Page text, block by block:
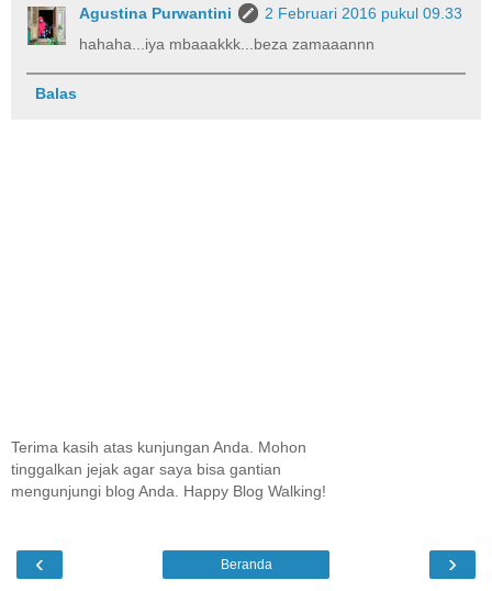
Agustina Purwantini
2 Februari 2016 pukul 09.33
hahaha...iya mbaaakkk...beza zamaaannn
Balas
Terima kasih atas kunjungan Anda. Mohon
tinggalkan jejak agar saya bisa gantian
mengunjungi blog Anda. Happy Blog Walking!
‹ ›
Beranda